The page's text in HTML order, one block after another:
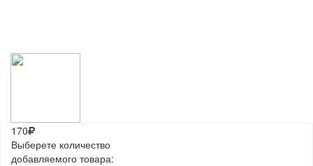
170
Выберете количество
добавляемого товара: